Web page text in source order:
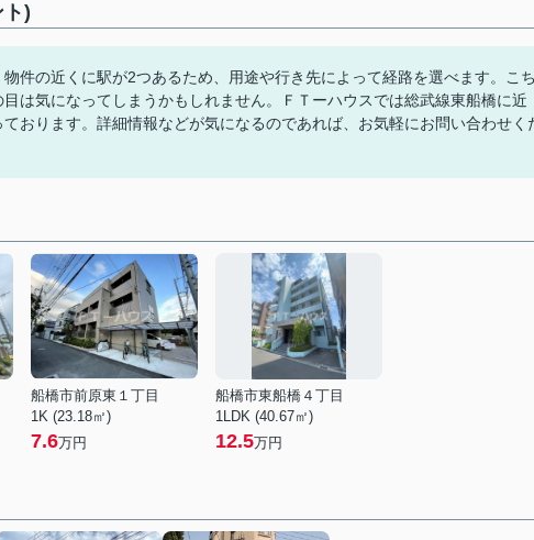
)
件の近くに駅が2つあるため、用途や行き先によって経路を選べます。こち
は気になってしまうかもしれません。ＦＴーハウスでは総武線東船橋に近
おります。詳細情報などが気になるのであれば、お気軽にお問い合わせく
船橋市前原東１丁目
1K (23.18㎡)
7.6万円
船橋市東船橋４丁目
1LDK (40.67㎡)
12.5万円